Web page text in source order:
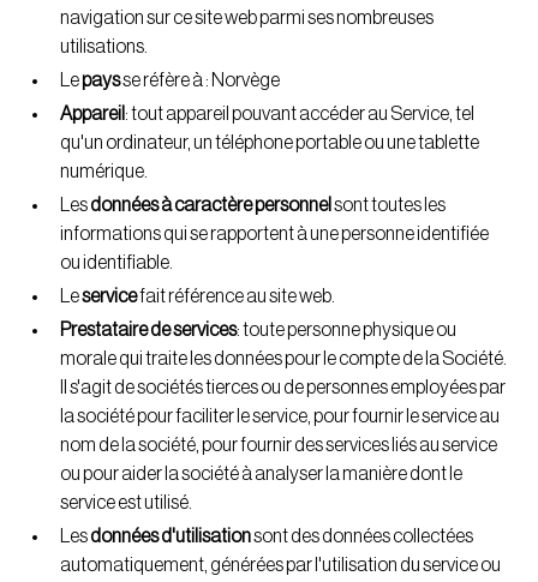
navigation sur ce site web parmi ses nombreuses
utilisations.
Lepaysse réfère à : Norvège
Appareil : tout appareil pouvant accéder au Service, tel
qu'un ordinateur, un téléphone portable ou une tablette
numérique.
Lesdonnées à caractère personnel sont toutes les
informations qui se rapportent à une personne identifiée
ou identifiable.
Leservicefait référence au site web.
Prestataire de services: toute personne physique ou
morale qui traite les données pour le compte de la Société.
Il s'agit de sociétés tierces ou de personnes employées par
la société pour faciliter le service, pour fournir le service au
nom de la société, pour fournir des services liés au service
ou pour aider la société à analyser la manière dont le
service est utilisé.
Lesdonnées d'utilisationsont des données collectées
automatiquement, générées par l'utilisation du service ou